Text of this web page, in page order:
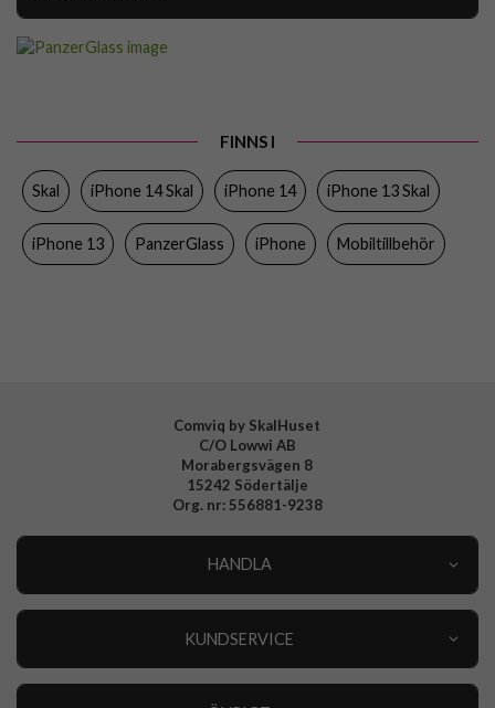
MagSafe-kompatibel, Stöttålig
Färg Genomskinlig
Material Hårdplast (PC), Mjukplast (TPU)
Varumärke PanzerGlass
FINNS I
Skal iPhone 14 Skal iPhone 14 iPhone 13 Skal
iPhone 13 PanzerGlass iPhone Mobiltillbehör
Comviq by SkalHuset
C/O Lowwi AB
Morabergsvägen 8
15242 Södertälje
Org. nr: 556881-9238
HANDLA
KUNDSERVICE